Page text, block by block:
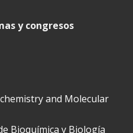
y congresos
and Molecular
Bioquímica y Biología